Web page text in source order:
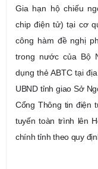
Gia hạn hộ chiếu
chip điện tử) tại cơ
công hàm đề nghị
trong nước của Bộ
dụng thẻ ABTC tại
UBND tỉnh giao Sở
Cổng Thông tin điện
tuyến toàn trình lên
chính tỉnh theo quy